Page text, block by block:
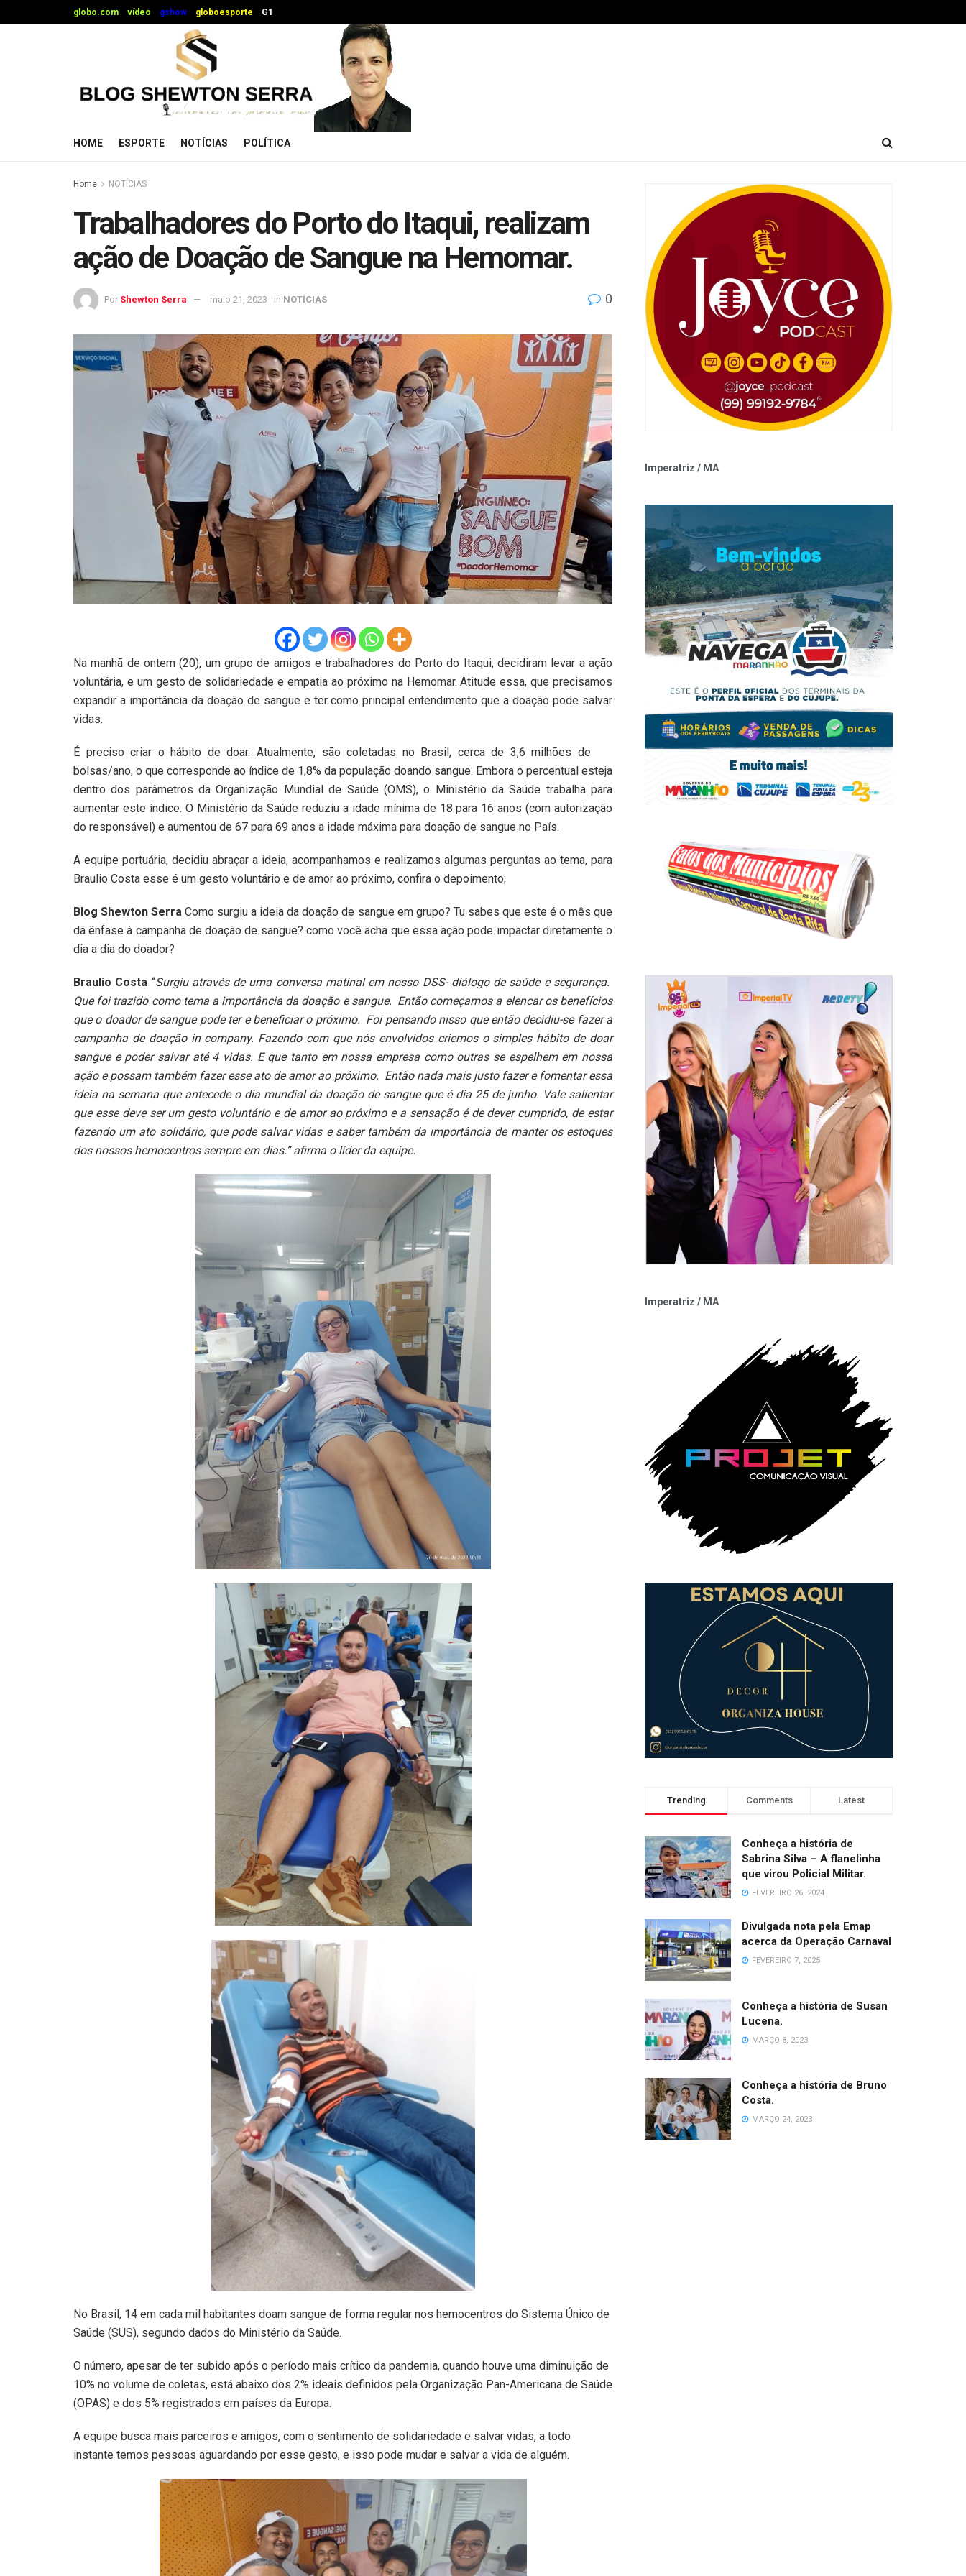
globo.com vídeo gshow globoesporte G1
HOME ESPORTE NOTÍCIAS POLÍTICA
Home NOTÍCIAS
Trabalhadores do Porto do Itaqui, realizam
ação de Doação de Sangue na Hemomar.
Por Shewton Serra maio 21, 2023 in NOTÍCIAS 0
Na manhã de ontem (20), um grupo de amigos e trabalhadores do Porto do Itaqui, decidiram levar a ação
voluntária, e um gesto de solidariedade e empatia ao próximo na Hemomar. Atitude essa, que precisamos
expandir a importância da doação de sangue e ter como principal entendimento que a doação pode salvar
vidas.
É preciso criar o hábito de doar. Atualmente, são coletadas no Brasil, cerca de 3,6 milhões de
bolsas/ano, o que corresponde ao índice de 1,8% da população doando sangue. Embora o percentual esteja
dentro dos parâmetros da Organização Mundial de Saúde (OMS), o Ministério da Saúde trabalha para
aumentar este índice. O Ministério da Saúde reduziu a idade mínima de 18 para 16 anos (com autorização
do responsável) e aumentou de 67 para 69 anos a idade máxima para doação de sangue no País.
A equipe portuária, decidiu abraçar a ideia, acompanhamos e realizamos algumas perguntas ao tema, para
Braulio Costa esse é um gesto voluntário e de amor ao próximo, confira o depoimento;
Blog Shewton SerraComo surgiu a ideia da doação de sangue em grupo? Tu sabes que este é o mês que
dá ênfase à campanha de doação de sangue? como você acha que essa ação pode impactar diretamente o
dia a dia do doador?
Braulio Costa “Surgiu através de uma conversa matinal em nosso DSS- diálogo de saúde e segurança.
Que foi trazido como tema a importância da doação e sangue. Então começamos a elencar os benefícios
que o doador de sangue pode ter e beneficiar o próximo. Foi pensando nisso que então decidiu-se fazer a
campanha de doação in company. Fazendo com que nós envolvidos criemos o simples hábito de doar
sangue e poder salvar até 4 vidas. E que tanto em nossa empresa como outras se espelhem em nossa
ação e possam também fazer esse ato de amor ao próximo. Então nada mais justo fazer e fomentar essa
ideia na semana que antecede o dia mundial da doação de sangue que é dia 25 de junho. Vale salientar
que esse deve ser um gesto voluntário e de amor ao próximo e a sensação é de dever cumprido, de estar
fazendo um ato solidário, que pode salvar vidas e saber também da importância de manter os estoques
dos nossos hemocentros sempre em dias.” afirma o líder da equipe.
No Brasil, 14 em cada mil habitantes doam sangue de forma regular nos hemocentros do Sistema Único de
Saúde (SUS), segundo dados do Ministério da Saúde.
O número, apesar de ter subido após o período mais crítico da pandemia, quando houve uma diminuição de
10% no volume de coletas, está abaixo dos 2% ideais definidos pela Organização Pan-Americana de Saúde
(OPAS) e dos 5% registrados em países da Europa.
A equipe busca mais parceiros e amigos, com o sentimento de solidariedade e salvar vidas, a todo
instante temos pessoas aguardando por esse gesto, e isso pode mudar e salvar a vida de alguém.
Imperatriz / MA
Imperatriz / MA
Trending Comments Latest
Conheça a história de
Sabrina Silva – A flanelinha
que virou Policial Militar.
FEVEREIRO 26, 2024
Divulgada nota pela Emap
acerca da Operação Carnaval
FEVEREIRO 7, 2025
Conheça a história de Susan
Lucena.
MARÇO 8, 2023
Conheça a história de Bruno
Costa.
MARÇO 24, 2023